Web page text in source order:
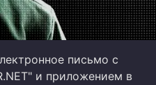
письмо с
и приложением в